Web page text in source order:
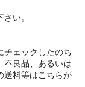
い。
チェックしたのち
不良品、あるいは
送料等はこちらが